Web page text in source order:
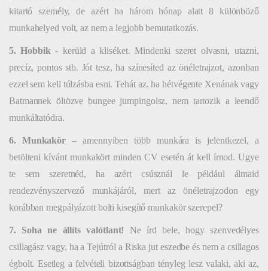
kitartó személy, de azért ha három hónap alatt 8 különböző
munkahelyed volt, az nem a legjobb bemutatkozás.
5. Hobbik - kerüld a kliséket. Mindenki szeret olvasni, utazni,
precíz, pontos stb. Jót tesz, ha színesíted az önéletrajzot, azonban
ezzel sem kell túlzásba esni. Tehát az, ha hétvégente Xenának vagy
Batmannek öltözve bungee jumpingolsz, nem tartozik a leendő
munkáltatódra.
6. Munkakör – amennyiben több munkára is jelentkezel, a
betölteni kívánt munkakört minden CV esetén át kell írnod. Ugye
te sem szeretnéd, ha azért csúsznál le például álmaid
rendezvényszervező munkájáról, mert az önéletrajzodon egy
korábban megpályázott bolti kisegítő munkakör szerepel?
7. Soha ne állíts valótlant! Ne írd bele, hogy szenvedélyes
csillagász vagy, ha a Tejútról a Riska jut eszedbe és nem a csillagos
égbolt. Esetleg a felvételi bizottságban tényleg lesz valaki, aki az,